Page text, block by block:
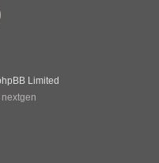
Limited
nextgen